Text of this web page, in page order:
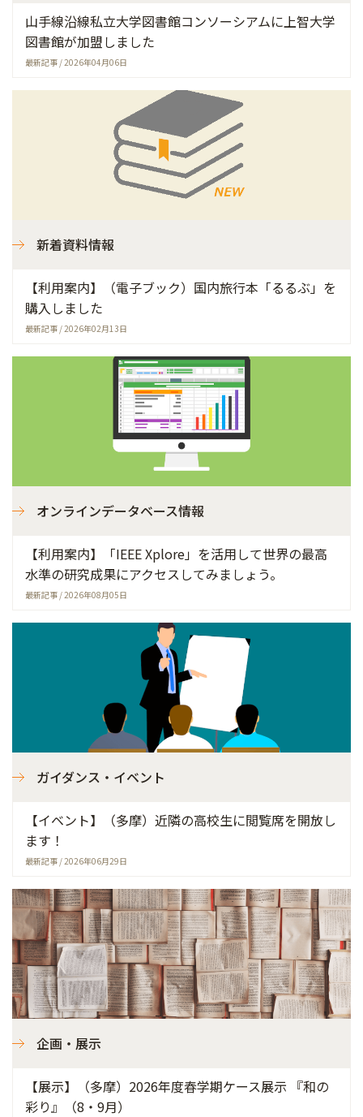
山手線沿線私立大学図書館コンソーシアムに上智大学
図書館が加盟しました
最新記事 / 2026年04月06日
新着資料情報
【利用案内】（電子ブック）国内旅行本「るるぶ」を
購入しました
最新記事 / 2026年02月13日
オンラインデータベース情報
【利用案内】「IEEE Xplore」を活用して世界の最高
水準の研究成果にアクセスしてみましょう。
最新記事 / 2026年08月05日
ガイダンス・イベント
【イベント】（多摩）近隣の高校生に閲覧席を開放し
ます！
最新記事 / 2026年06月29日
企画・展示
【展示】（多摩）2026年度春学期ケース展示 『和の
彩り』（8・9月）